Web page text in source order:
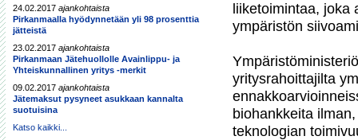
24.02.2017 ajankohtaista
Pirkanmaalla hyödynnetään yli 98 prosenttia
jätteistä
23.02.2017 ajankohtaista
Pirkanmaan Jätehuollolle Avainlippu- ja
Yhteiskunnallinen yritys -merkit
09.02.2017 ajankohtaista
Jätemaksut pysyneet asukkaan kannalta
suotuisina
Katso kaikki...
liiketoimintaa,
ympäristön
yritysrahoittajilta
biohankkeita
teknologian